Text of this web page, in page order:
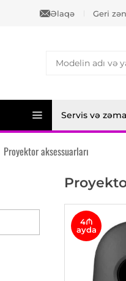
Əlaqə Geri
Servis və
Proyektor aksessuarları
4₼
ayda